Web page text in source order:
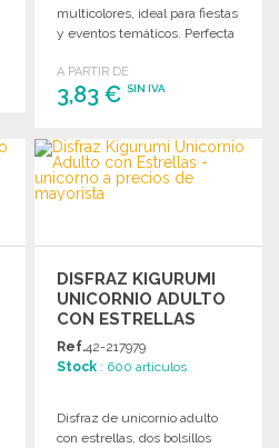
multicolores, ideal para fiestas
y eventos temáticos. Perfecta
A PARTIR DE
3,83 €SIN IVA
PEDIR
Solicitar un presupuesto
DISFRAZ KIGURUMI
UNICORNIO ADULTO
CON ESTRELLAS
Ref.42-217979
Stock : 600 artículos
Disfraz de unicornio adulto
con estrellas, dos bolsillos